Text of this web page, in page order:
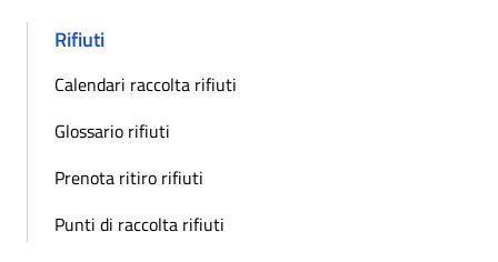
Rifiuti
Calendari raccolta rifiuti
Glossario rifiuti
Prenota ritiro rifiuti
Punti di raccolta rifiuti